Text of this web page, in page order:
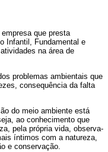
que presta
Infantil, Fundamental e
na área de
problemas ambientais que
consequência da falta
do meio ambiente está
ao conhecimento que
pela própria vida, observa-
íntimos com a natureza,
e conservação.